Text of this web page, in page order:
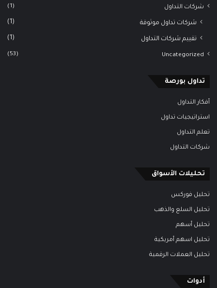
شركات التداول (1)
شركات تداول موثوقة (1)
تقييم شركات التداول (1)
Uncategorized
(53)
تداول بورصة
أفكار التداول
استراتيجيات تداول
تعلم التداول
شركات التداول
تحليلات الأسواق
تحليل فوركس
تحليل السلع والذهب
تحليل أسهم
تحليل اسهم أمريكية
تحليل العملات الرقمية
أدوات